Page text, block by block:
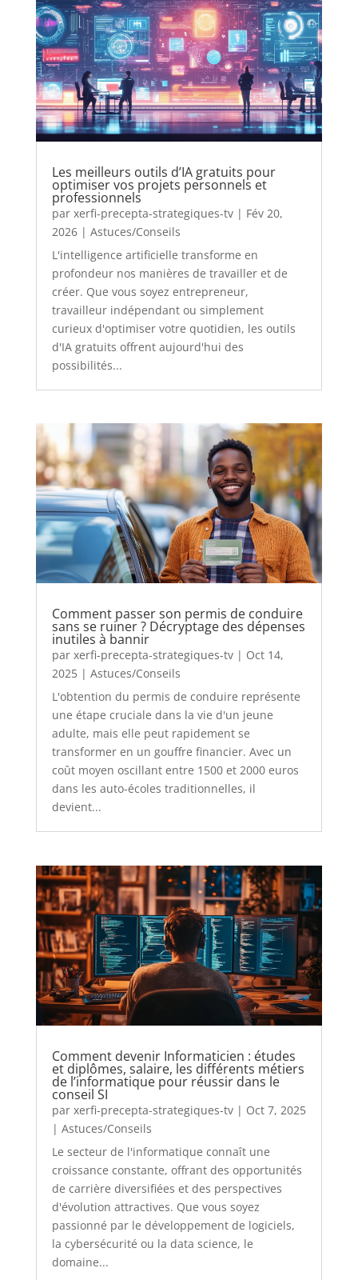
Les meilleurs outils d’IA gratuits pour
optimiser vos projets personnels et
professionnels
par xerfi-precepta-strategiques-tv| Fév 20,
2026| Astuces/Conseils
L'intelligence artificielle transforme en
profondeur nos manières de travailler et de
créer. Que vous soyez entrepreneur,
travailleur indépendant ou simplement
curieux d'optimiser votre quotidien, les outils
d'IA gratuits offrent aujourd'hui des
possibilités...
Comment passer son permis de conduire
sans se ruiner ? Décryptage des dépenses
inutiles à bannir
par xerfi-precepta-strategiques-tv| Oct 14,
2025| Astuces/Conseils
L'obtention du permis de conduire représente
une étape cruciale dans la vie d'un jeune
adulte, mais elle peut rapidement se
transformer en un gouffre financier. Avec un
coût moyen oscillant entre 1500 et 2000 euros
dans les auto-écoles traditionnelles, il
devient...
Comment devenir Informaticien : études
et diplômes, salaire, les différents métiers
de l’informatique pour réussir dans le
conseil SI
par xerfi-precepta-strategiques-tv| Oct 7, 2025
| Astuces/Conseils
Le secteur de l'informatique connaît une
croissance constante, offrant des opportunités
de carrière diversifiées et des perspectives
d'évolution attractives. Que vous soyez
passionné par le développement de logiciels,
la cybersécurité ou la data science, le
domaine...